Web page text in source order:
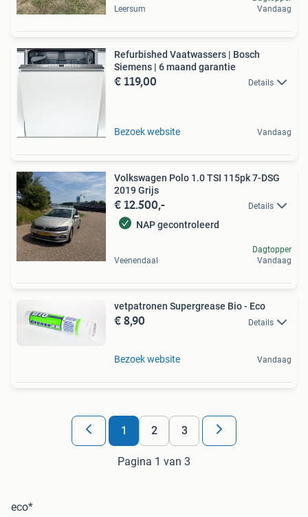
Leersum
Vandaag
Refurbished Vaatwassers | Bosch
Siemens | 6 maand garantie
€ 119,00 Details
Bezoek website Vandaag
Volkswagen Polo 1.0 TSI 115pk 7-DSG
2019 Grijs
€ 12.500,- Details
NAP gecontroleerd
Veenendaal
Dagtopper
Vandaag
vetpatronen Supergrease Bio - Eco
€ 8,90 Details
Bezoek website Vandaag
1 2 3
Pagina 1 van 3
eco*